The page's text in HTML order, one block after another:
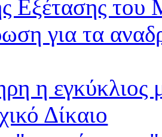
Εξέτασης
για τα
η εγκύκλιος
Δίκαιο